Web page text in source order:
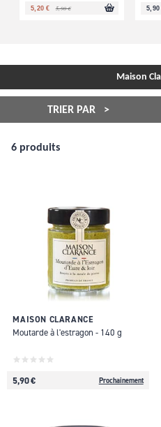
5,20 € 5,90 € 5,90
Maison
TRIER PAR
6 produits
MAISON CLARANCE
Moutarde à l'estragon - 140 g
5,90 € Prochainement